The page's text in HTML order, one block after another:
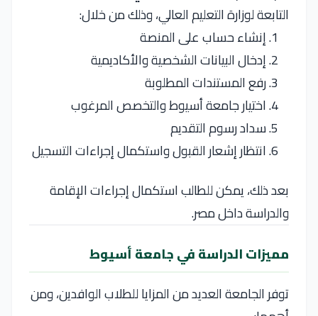
التابعة لوزارة التعليم العالي، وذلك من خلال:
إنشاء حساب على المنصة
إدخال البيانات الشخصية والأكاديمية
رفع المستندات المطلوبة
اختيار جامعة أسيوط والتخصص المرغوب
سداد رسوم التقديم
انتظار إشعار القبول واستكمال إجراءات التسجيل
بعد ذلك، يمكن للطالب استكمال إجراءات الإقامة
والدراسة داخل مصر.
مميزات الدراسة في جامعة أسيوط
توفر الجامعة العديد من المزايا للطلاب الوافدين، ومن